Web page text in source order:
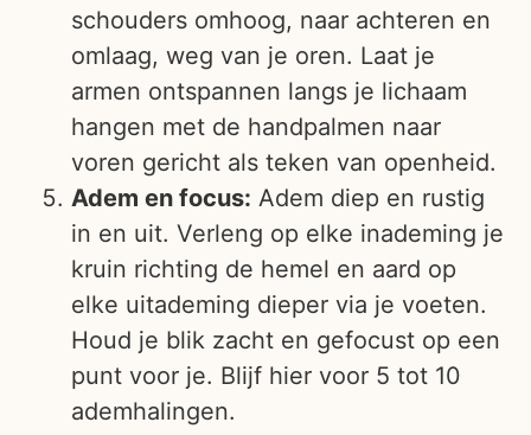
schouders omhoog, naar achteren en
omlaag, weg van je oren. Laat je
armen ontspannen langs je lichaam
hangen met de handpalmen naar
voren gericht als teken van openheid.
Adem en focus: Adem diep en rustig
in en uit. Verleng op elke inademing je
kruin richting de hemel en aard op
elke uitademing dieper via je voeten.
Houd je blik zacht en gefocust op een
punt voor je. Blijf hier voor 5 tot 10
ademhalingen.